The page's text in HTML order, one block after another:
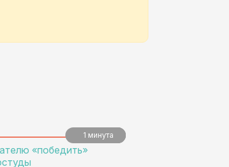
5 минут
5 минут
1 минута
«победить»